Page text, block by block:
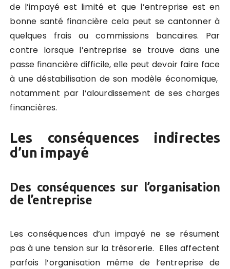
de l’impayé est limité et que l’entreprise est en
bonne santé financière cela peut se cantonner à
quelques frais ou commissions bancaires. Par
contre lorsque l’entreprise se trouve dans une
passe financière difficile, elle peut devoir faire face
à une déstabilisation de son modèle économique,
notamment par l’alourdissement de ses charges
financières.
Les conséquences indirectes
d’un impayé
Des conséquences sur l’organisation
de l’entreprise
Les conséquences d’un impayé ne se résument
pas à une tension sur la trésorerie. Elles affectent
parfois l’organisation même de l’entreprise de